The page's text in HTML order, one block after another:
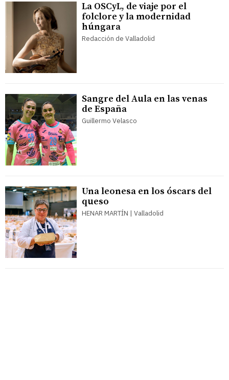
La OSCyL, de viaje por el
folclore y la modernidad
húngara
Redacción de Valladolid
Sangre del Aula en las venas
de España
Guillermo Velasco
Una leonesa en los óscars del
queso
HENAR MARTÍN | Valladolid